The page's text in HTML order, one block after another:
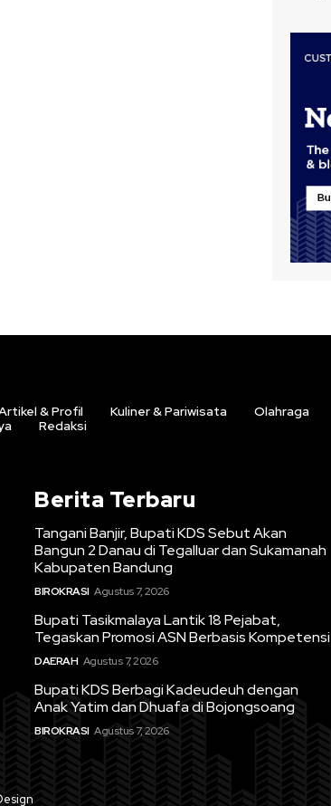
& Profil Kuliner & Pariwisata Olahraga
Redaksi
Berita Terbaru
Tangani Banjir, Bupati KDS Sebut Akan
Bangun 2 Danau di Tegalluar dan Sukamanah
Kabupaten Bandung
BIROKRASI Agustus 7, 2026
Bupati Tasikmalaya Lantik 18 Pejabat,
Tegaskan Promosi ASN Berbasis Kompetensi
DAERAH Agustus 7, 2026
Bupati KDS Berbagi Kadeudeuh dengan
Anak Yatim dan Dhuafa di Bojongsoang
BIROKRASI Agustus 7, 2026